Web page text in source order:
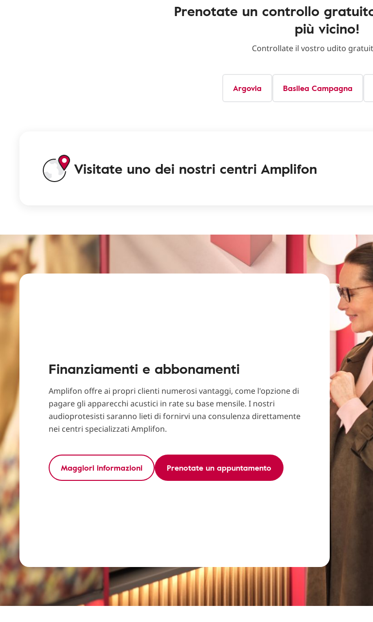
Prenotate un controllo
più vicino!
Controllate il vostro udito
Argovia Basilea Campagna
Visitate uno dei nostri centri Amplifon
Finanziamenti e abbonamenti
Amplifon offre ai propri clienti numerosi vantaggi, come l'opzione di
pagare gli apparecchi acustici in rate su base mensile. I nostri
audioprotesisti saranno lieti di fornirvi una consulenza direttamente
nei centri specializzati Amplifon.
Maggiori informazioni Prenotate un appuntamento